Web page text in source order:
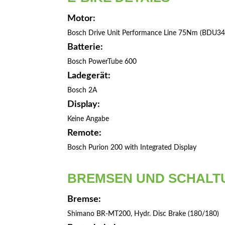
Motor:
Bosch Drive Unit Performance Line 75Nm
Batterie:
Bosch PowerTube 600
Ladegerät:
Bosch 2A
Display:
Keine Angabe
Remote:
Bosch Purion 200 with Integrated Display
BREMSEN UND
Bremse:
Shimano BR-MT200, Hydr. Disc Brake (180/180)